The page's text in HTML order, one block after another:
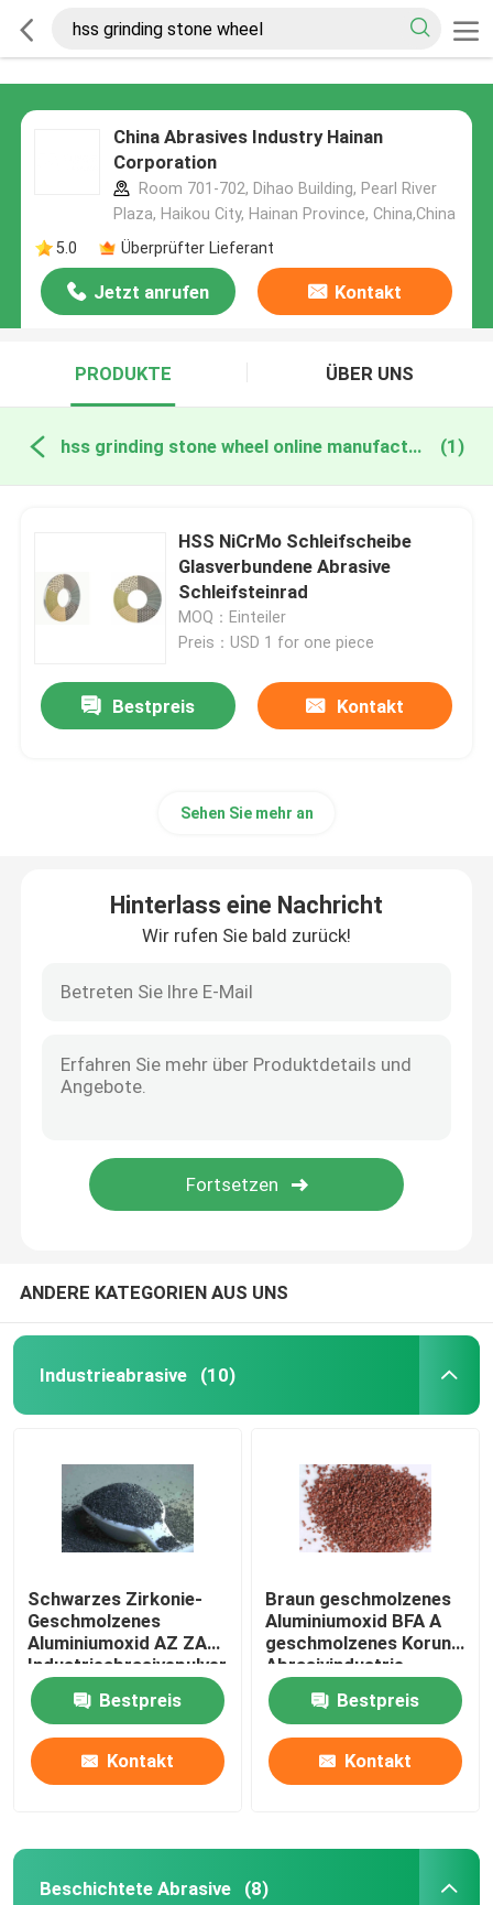
China Abrasives Industry Hainan
Corporation
Room 701-702, Dihao Building, Pearl River
Plaza, Haikou City, Hainan Province, China,China
5.0
Überprüfter Lieferant
Jetzt anrufen Kontakt
PRODUKTE ÜBER UNS
hss grinding stone wheel online manufacture (1)
HSS NiCrMo Schleifscheibe
Glasverbundene Abrasive
Schleifsteinrad
MOQ：Einteiler
Preis：USD 1 for one piece
Bestpreis Kontakt
Sehen Sie mehr an
Hinterlass eine Nachricht
Wir rufen Sie bald zurück!
ANDERE KATEGORIEN AUS UNS
Industrieabrasive (10)
Schwarzes Zirkonie-
Geschmolzenes
Aluminiumoxid AZ ZA
Industrieabrasivepulver
Bestpreis
Kontakt
Braun geschmolzenes
Aluminiumoxid BFA A
geschmolzenes Korund
Abrasivindustrie
Bestpreis
Kontakt
Beschichtete Abrasive (8)